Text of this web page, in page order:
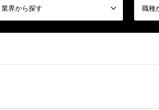
業界から探す 職種